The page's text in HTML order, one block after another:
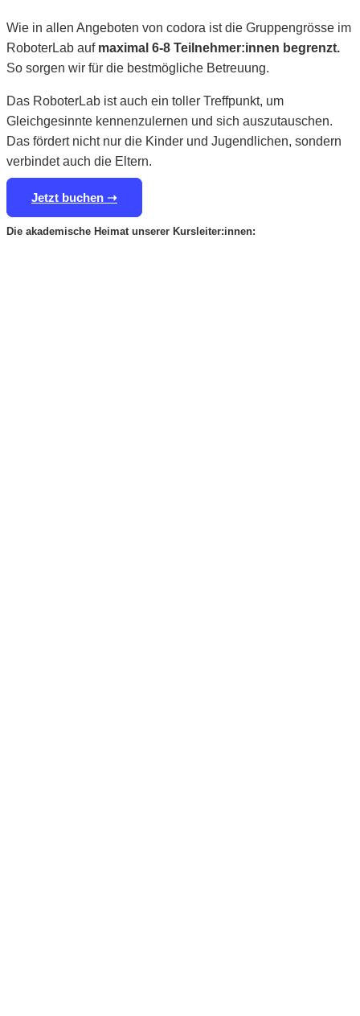
Wie in allen Angeboten von codora ist die Gruppengrösse im
RoboterLab auf maximal 6-8 Teilnehmer:innen begrenzt.
So sorgen wir für die bestmögliche Betreuung.
Das RoboterLab ist auch ein toller Treffpunkt, um
Gleichgesinnte kennenzulernen und sich auszutauschen.
Das fördert nicht nur die Kinder und Jugendlichen, sondern
verbindet auch die Eltern.
Jetzt buchen ➝
Die akademische Heimat unserer Kursleiter:innen: